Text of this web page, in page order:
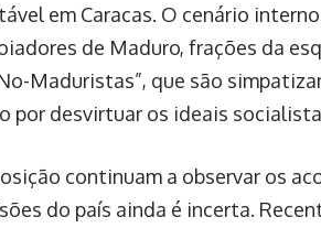
em Caracas. O cenário
de Maduro, frações da
Maduristas”, que são
por desvirtuar os ideais
continuam a observar os
do país ainda é incerta.